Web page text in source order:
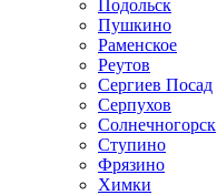
Подольск
Пушкино
Раменское
Реутов
Сергиев Посад
Серпухов
Солнечногорск
Ступино
Фрязино
Химки